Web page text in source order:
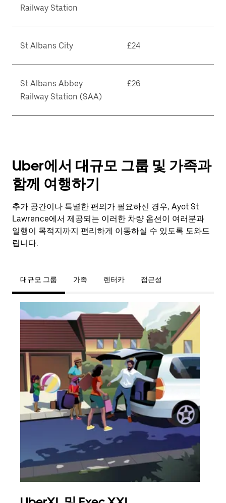
Railway Station
St Albans City £24
St Albans Abbey
Railway Station (SAA)
£26
Uber에서 대규모 그룹 및 가족과
함께 여행하기
추가 공간이나 특별한 편의가 필요하신 경우, Ayot St
Lawrence에서 제공되는 이러한 차량 옵션이 여러분과
일행이 목적지까지 편리하게 이동하실 수 있도록 도와드
립니다.
대규모 그룹 가족 렌터카 접근성